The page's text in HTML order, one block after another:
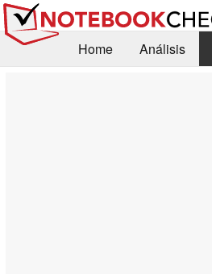
Home Análisis